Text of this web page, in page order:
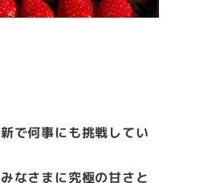
で何事にも挑戦してい
なさまに究極の甘さと